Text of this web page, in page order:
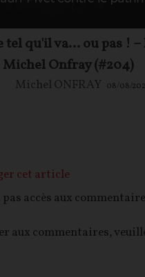
tel qu'il va… ou pas ! –
Michel Onfray (#204)
Michel ONFRAY 08/08/
cet article
pas accès aux
aux commentaires,